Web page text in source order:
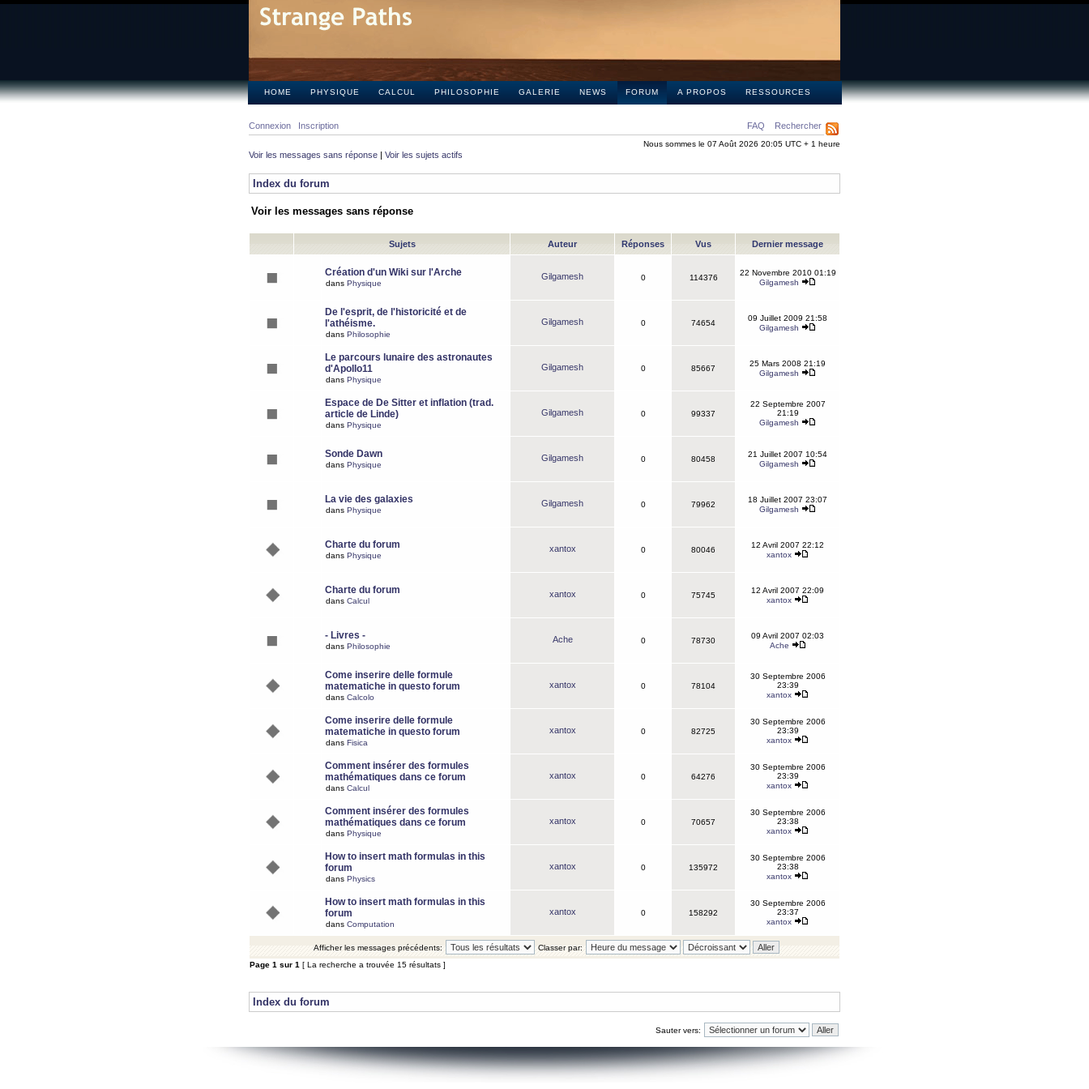
HOME PHYSIQUE CALCUL PHILOSOPHIE GALERIE NEWS FORUM A PROPOS RESSOURCES
FAQ Rechercher
Connexion Inscription
Nous sommes le 07 Août 2026 20:05 UTC + 1 heure
Voir les messages sans réponse | Voir les sujets actifs
Index du forum
Voir les messages sans réponse
Sujets Auteur Réponses Vus Dernier message
Création d'un Wiki sur l'Arche
dans Physique
Gilgamesh 0 114376
22 Novembre 2010 01:19
Gilgamesh
De l'esprit, de l'historicité et de
l'athéisme.
dans Philosophie
Gilgamesh 0 74654
09 Juillet 2009 21:58
Gilgamesh
Le parcours lunaire des astronautes
d'Apollo11
dans Physique
Gilgamesh 0 85667
25 Mars 2008 21:19
Gilgamesh
Espace de De Sitter et inflation (trad.
article de Linde)
dans Physique
Gilgamesh 0 99337
22 Septembre 2007
21:19
Gilgamesh
Sonde Dawn
dans Physique
Gilgamesh 0 80458
21 Juillet 2007 10:54
Gilgamesh
La vie des galaxies
dans Physique
Gilgamesh 0 79962
18 Juillet 2007 23:07
Gilgamesh
Charte du forum
dans Physique
xantox 0 80046
12 Avril 2007 22:12
xantox
Charte du forum
dans Calcul
xantox 0 75745
12 Avril 2007 22:09
xantox
- Livres -
dans Philosophie
Ache 0 78730
09 Avril 2007 02:03
Ache
Come inserire delle formule
matematiche in questo forum
dans Calcolo
xantox 0 78104
30 Septembre 2006
23:39
xantox
Come inserire delle formule
matematiche in questo forum
dans Fisica
xantox 0 82725
30 Septembre 2006
23:39
xantox
Comment insérer des formules
mathématiques dans ce forum
dans Calcul
xantox 0 64276
30 Septembre 2006
23:39
xantox
Comment insérer des formules
mathématiques dans ce forum
dans Physique
xantox 0 70657
30 Septembre 2006
23:38
xantox
How to insert math formulas in this
forum
dans Physics
xantox 0 135972
30 Septembre 2006
23:38
xantox
How to insert math formulas in this
forum
dans Computation
xantox 0 158292
30 Septembre 2006
23:37
xantox
Afficher les messages précédents:
Classer par:
Page 1 sur 1 [ La recherche a trouvée 15 résultats ]
Index du forum
Sauter vers: